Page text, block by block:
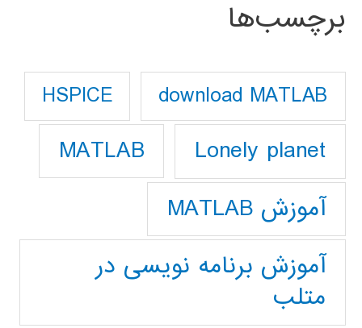
برچسب‌ها
download MATLAB
HSPICE
Lonely planet
MATLAB
آموزش MATLAB
آموزش برنامه نویسی در
متلب